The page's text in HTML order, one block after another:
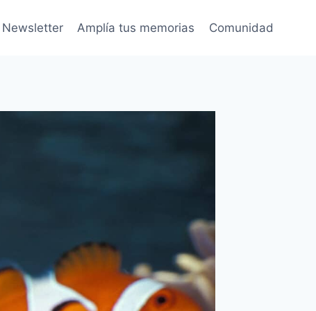
Newsletter Amplía tus memorias Comunidad